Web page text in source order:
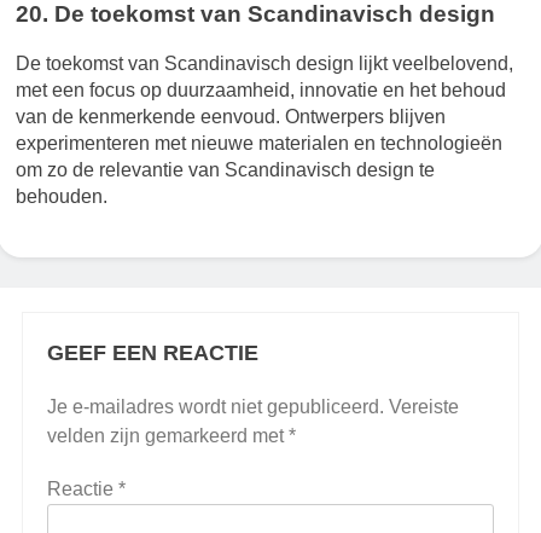
20. De toekomst van Scandinavisch design
De toekomst van Scandinavisch design lijkt veelbelovend,
met een focus op duurzaamheid, innovatie en het behoud
van de kenmerkende eenvoud. Ontwerpers blijven
experimenteren met nieuwe materialen en technologieën
om zo de relevantie van Scandinavisch design te
behouden.
GEEF EEN REACTIE
Je e-mailadres wordt niet gepubliceerd. Vereiste
velden zijn gemarkeerd met*
Reactie *